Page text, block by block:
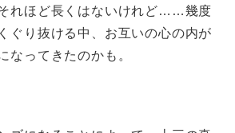
れほど長くはないけれど……幾度
ぐり抜ける中、お互いの心の内が
なってきたのかも。